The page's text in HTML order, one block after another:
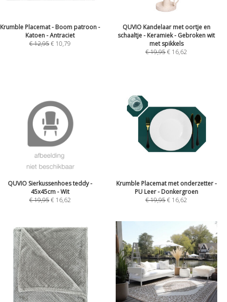
Krumble Placemat - Boom patroon -
Katoen - Antraciet
€12,95€ 10,79
QUVIO Kandelaar met oortje en
schaaltje - Keramiek - Gebroken wit
met spikkels
€19,95€ 16,62
QUVIO Sierkussenhoes teddy -
45x45cm - Wit
€19,95€ 16,62
Krumble Placemat met onderzetter -
PU Leer - Donkergroen
€19,95€ 16,62